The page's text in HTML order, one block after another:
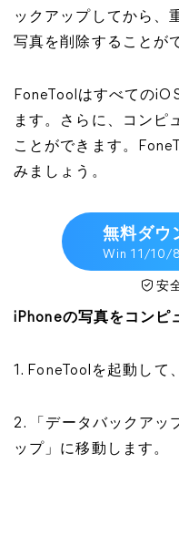
ックアップしてから、
写真を削除することが
FoneToolはすべての
ます。さらに、コンピ
ことができます。
みましょう。
無料ダウ
Win 11/10/
安
iPhoneの写真をコンピ
1. FoneToolを起動して
2. 「データバックアッ
ップ」に移動します。